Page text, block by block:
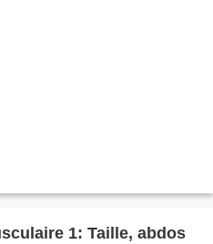
1: Taille, abdos